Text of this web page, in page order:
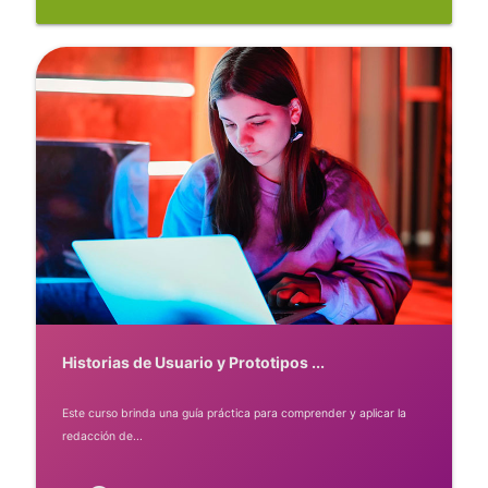
Historias de Usuario y Prototipos ...
Este curso brinda una guía práctica para comprender y aplicar la
redacción de...